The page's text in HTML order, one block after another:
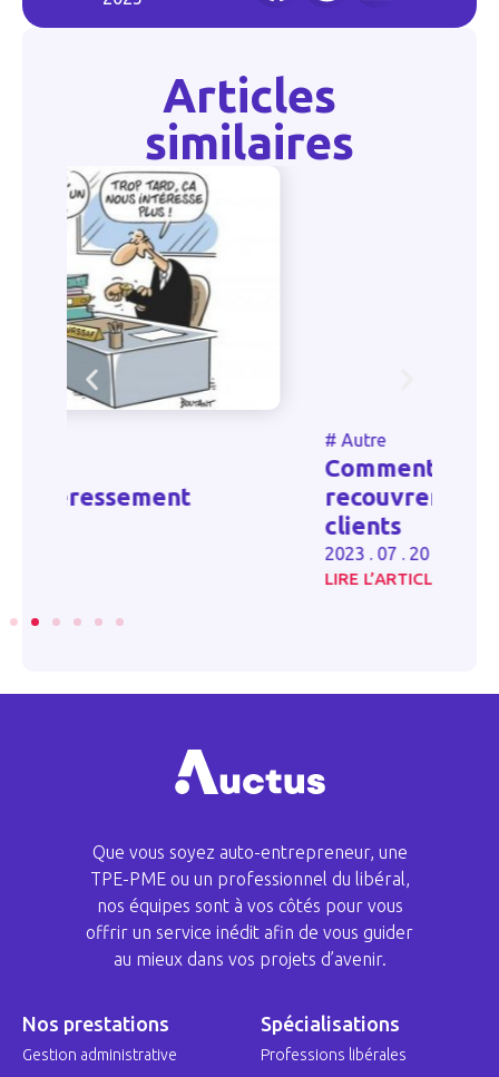
Articles
similaires
recouvrement de vos créances
Que vous soyez auto-entrepreneur, une
TPE-PME ou un professionnel du libéral,
nos équipes sont à vos côtés pour vous
offrir un service inédit afin de vous guider
au mieux dans vos projets d’avenir.
Nos prestations
Gestion administrative
Spécialisations
Professions libérales